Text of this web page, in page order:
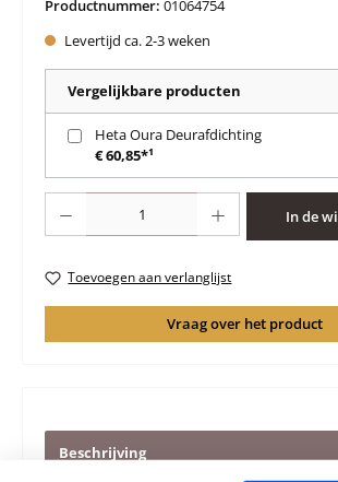
Productnummer: 01064754
Levertijd ca. 2-3 weken
Vergelijkbare producten
Heta Oura Deurafdichting
€ 60,85*¹
In de
Toevoegen aan verlanglijst
Vraag over het product
Beschrijving